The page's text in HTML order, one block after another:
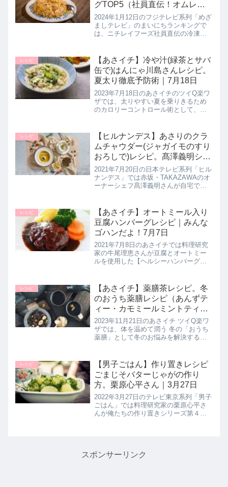
グTOP5（社員直伝！オムレツ
風炒飯など）まいにちランキン
グ｜1月12日
2024年1月12日のフジテレビ系列「めざ
ましテレビ」のまいにちランキングで
は、ニチレイフーズ社員直伝の冷凍食
めざましテレビ記事一覧はこちらニチ
レイフーズ冷凍食品アレ...
レシピ
【あさイチ】冷や汁(緑茶とサバ
缶で)はんにゃ川島さんレシピ。
夏太り徹底予防術｜7月18日
2023年7月18日のあさイチのツイQ楽ワ
ザでは、太りやすい夏を乗りきるため
のカロリーコントロール術として、は
を教えてくれたので詳しく紹介しま
す。>>あさイチ記事一覧はこち...
レシピ
【ヒルナンデス】あさりのクラ
ムチャウダー(ジャガイモのすり
おろしで)レシピ。髙澤義明シェ
フのカリスマルーティン！7月
20日
2021年7月20日の日本テレビ系列「ヒル
ナンデス」では赤坂・TAKAZAWAのオ
ーナーシェフ髙澤義明さんが自宅でも
く紹介します。>>ヒルナンデス記事一
覧はこちら▼同日に紹...
レシピ
【あさイチ】オートミール入り
豆腐ハンバーグレシピ｜みんな
ゴハンだよ！7月7日
2021年7月8日のあさイチでは料理研究
家の牛尾理恵さんが豆腐とオートミー
ルを使用した【ヘルシーハンバーグ】
に！付け合せのブロッコリーの美味し
い茹で方も必見です。>>あさイチ...
レシピ
【あさイチ】薬膳茶レシピ。冬
のおうち薬膳レシピ（あんずテ
ィー・カモミールミントティ
ー・ジンジャー黒豆茶）11月21
日
2023年11月21日のあさイチ ツイQ楽ワ
ザでは、体を温めて潤う 冬の「おうち
薬膳」として冬のお悩みを解決する薬
たので詳しく紹介します。>>あさイチ
記事一覧はこちら薬膳と...
レシピ
【男子ごはん】作り置きレシピ
ごまじそバターじゃがの作り
方。栗原心平さん｜3月27日
2022年3月27日のテレビ東京系列「男子
ごはん」では料理研究家の栗原心平さ
んが俺たちの作り置きシリーズ第４弾
スポンサーリンク